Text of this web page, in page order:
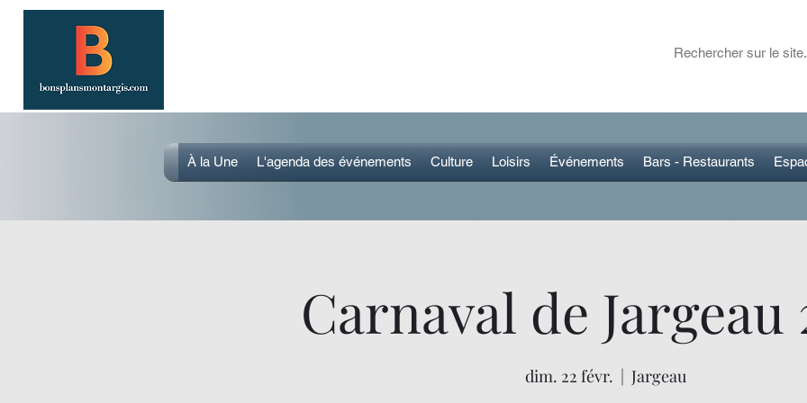
À la Une L'agenda des événements Culture Loisirs Événements Bars - Restaurants
Carnaval de Jargeau
dim. 22 févr.
  |
Jargeau